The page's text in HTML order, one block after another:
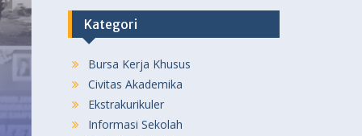
Kategori
Bursa Kerja Khusus
Civitas Akademika
Ekstrakurikuler
Informasi Sekolah